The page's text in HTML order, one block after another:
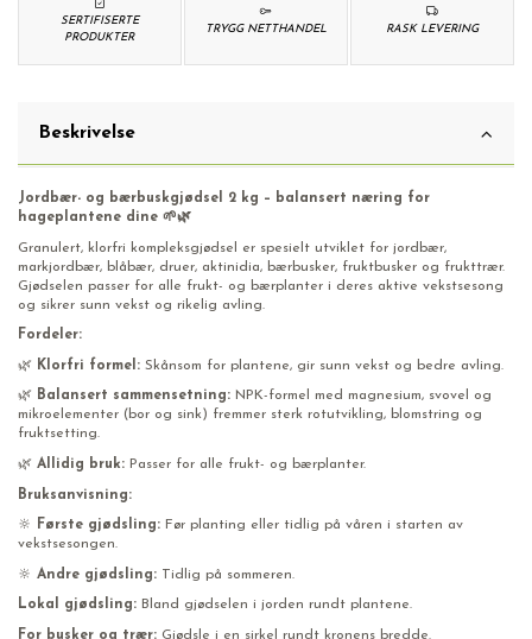
RASK LEVERING
TRYGG NETTHANDEL
SERTIFISERTE
PRODUKTER
Beskrivelse
Jordbær- og bærbuskgjødsel 2 kg – balansert næring for
hageplantene dine 🌱🌿
Granulert, klorfri kompleksgjødsel er spesielt utviklet for jordbær,
markjordbær, blåbær, druer, aktinidia, bærbusker, fruktbusker og frukttrær.
Gjødselen passer for alle frukt- og bærplanter i deres aktive vekstsesong
og sikrer sunn vekst og rikelig avling.
Fordeler:
🌿 Klorfri formel: Skånsom for plantene, gir sunn vekst og bedre avling.
🌿 Balansert sammensetning: NPK-formel med magnesium, svovel og
mikroelementer (bor og sink) fremmer sterk rotutvikling, blomstring og
fruktsetting.
🌿 Allidig bruk: Passer for alle frukt- og bærplanter.
Bruksanvisning:
🔆 Første gjødsling: Før planting eller tidlig på våren i starten av
vekstsesongen.
🔆 Andre gjødsling: Tidlig på sommeren.
Lokal gjødsling: Bland gjødselen i jorden rundt plantene.
For busker og trær: Gjødsle i en sirkel rundt kronens bredde.